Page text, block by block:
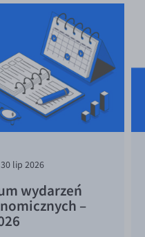
30 lip 2026
wydarzeń
–